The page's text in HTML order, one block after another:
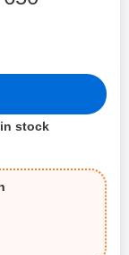
stock